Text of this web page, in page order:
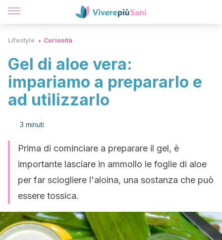
Lifestyle Curiosità
Gel di aloe vera:
impariamo a prepararlo e
ad utilizzarlo
3 minuti
Prima di cominciare a preparare il gel, è
importante lasciare in ammollo le foglie di aloe
per far sciogliere l'aloina, una sostanza che può
essere tossica.